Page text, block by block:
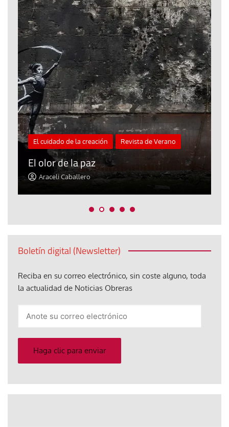
El cuidado de la creación Revista de Verano
El olor de la paz
Araceli Caballero
Boletín digital (Newsletter)
Reciba en su correo electrónico, sin coste alguno, toda
la actualidad de Noticias Obreras
electrónico
Haga clic para enviar